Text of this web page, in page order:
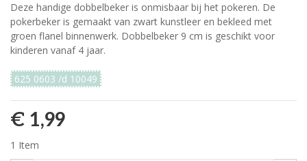
Deze handige dobbelbeker is onmisbaar bij het pokeren. De
pokerbeker is gemaakt van zwart kunstleer en bekleed met
groen flanel binnenwerk. Dobbelbeker 9 cm is geschikt voor
kinderen vanaf 4 jaar.
625 0603 /d 10049
€ 1,99
1 Item